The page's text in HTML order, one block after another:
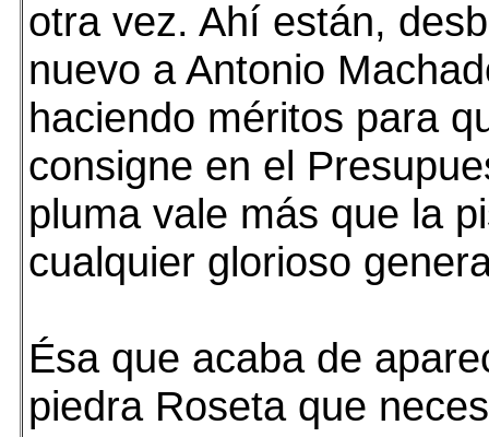
otra vez. Ahí están,
nuevo a Antonio
haciendo méritos para
consigne en el
pluma vale más que la
cualquier glorioso
Ésa que acaba de
piedra Roseta que